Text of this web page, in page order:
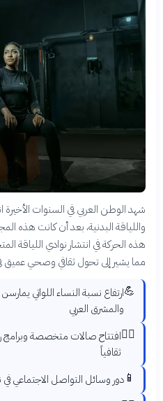
العربي في السنوات الأخيرة انفجاراً في
البدنية، بعد أن كانت هذه المجالات
في انتشار نوادي اللياقة المتخصصة
إلى تحول ثقافي وصحي عميق في
ارتفاع نسبة النساء اللواتي يمارسن
والمشرق العربي
افتتاح صالات متخصصة وبرامج رياضية
دور وسائل التواصل الاجتماعي في نشر